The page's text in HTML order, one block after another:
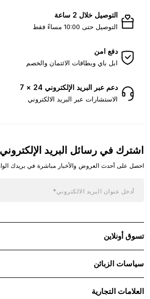
التوصيل خلال 2 ساعة
التوصيل حتى 10:00 مساءً فقط
دفع امن
ابل باي وبطاقات الائتمان والخصم
دعم عبر البريد الإلكتروني 24 × 7
الاستشارات عبر البريد الالكتروني
اشترك في رسائل البريد
احصل على أحدث العروض والأخبار مباشرة في بريدك
تسوق أونلاين
سياسات الزبائن
العلامات التجارية